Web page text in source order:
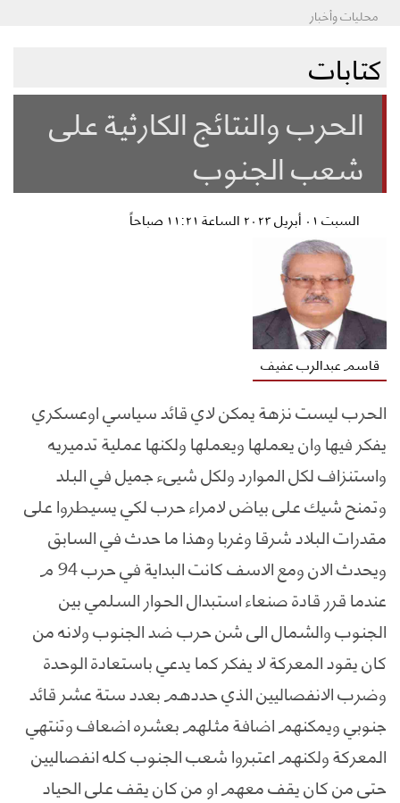
محليات وأخبار
كتابات
الحرب والنتائج الكارثية على
شعب الجنوب
السبت ٠١ أبريل ٢٠٢٣ الساعة ١١:٢١ صباحاً
قاسم عبدالرب عفيف
الحرب ليست نزهة يمكن لاي قائد سياسي اوعسكري
يفكر فيها وان يعملها ويعملها ولكنها عملية تدميريه
واستنزاف لكل الموارد ولكل شيىء جميل في البلد
وتمنح شيك على بياض لامراء حرب لكي يسيطروا على
مقدرات البلاد شرقا وغربا وهذا ما حدث في السابق
ويحدث الان ومع الاسف كانت البداية في حرب 94 م
عندما قرر قادة صنعاء استبدال الحوار السلمي بين
الجنوب والشمال الى شن حرب ضد الجنوب ولانه من
كان يقود المعركة لا يفكر كما يدعي باستعادة الوحدة
وضرب الانفصاليين الذي حددهم بعدد ستة عشر قائد
جنوبي ويمكنهم اضافة مثلهم بعشره اضعاف وتنتهي
المعركة ولكنهم اعتبروا شعب الجنوب كله انفصاليين
حتى من كان يقف معهم او من كان يقف على الحياد